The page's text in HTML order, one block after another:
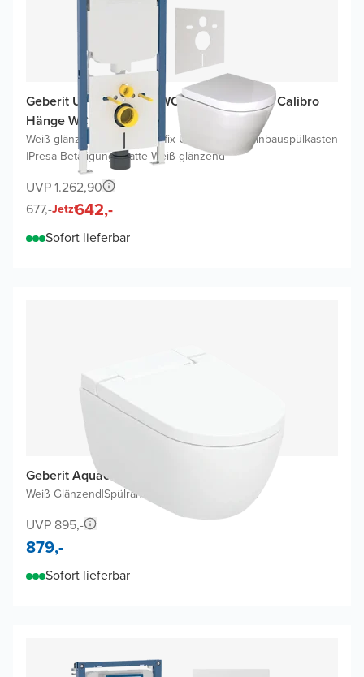
Geberit UP720 (2025) WC Komplettset mit Calibro
Hänge WC Kompakt
Weiß glänzend
Geberit Duofix UP720 Sigma Einbauspülkasten
|Presa Betätigungsplatte Weiß glänzend
UVP 1.262,90
677,-Jetzt642,-
Sofort lieferbar
Geberit Aquaclean Alba Dusch WC
Weiß Glänzend|Spülrandlos Luxus-Toilettensitz
UVP 895,-
879,-
Sofort lieferbar